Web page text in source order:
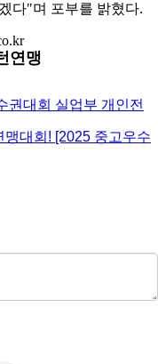
다"며 포부를 밝혔다.
연맹
권대회 실업부 개인전
대회! [2025 중고우수